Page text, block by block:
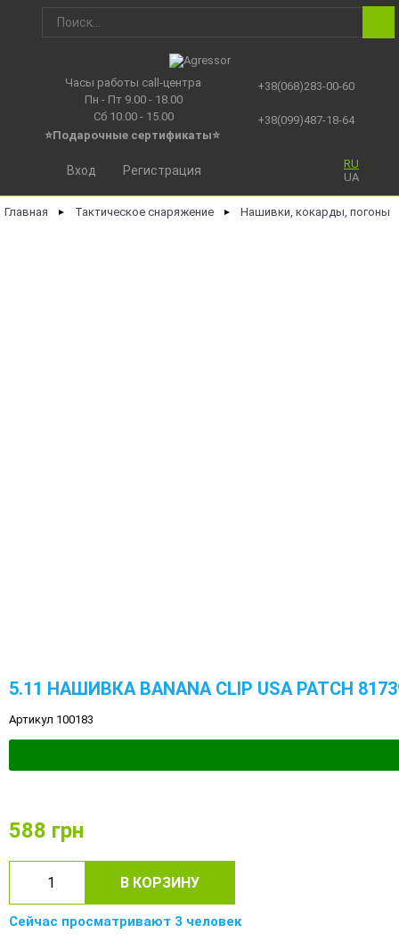
Часы работы call-центра
Пн - Пт 9.00 - 18.00
Сб 10.00 - 15.00
⭐Подарочные сертификаты⭐
+38(068)283-00-60
+38(099)487-18-64
RU
UA
Вход Регистрация
Главная ► Тактическое снаряжение ► Нашивки, кокарды, погоны
5.11 НАШИВКА BANANA CLIP USA PATCH
Артикул 100183
588 грн
В КОРЗИНУ
Сейчас просматривают 3 человек